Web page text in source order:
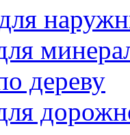
дереву